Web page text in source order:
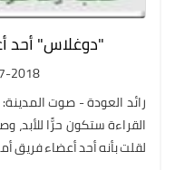
"دوغلاس" أحد
10-17-2018
رائد العودة - صوت
القراءة ستكون حرًّا للأبد،
لقلت بأنه أحد أعضاء فريق